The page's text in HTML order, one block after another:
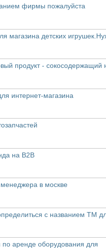
фирмы пожалуйста
магазина детских
продукт - сокосодержащий
интернет-магазина
на B2B
в москве
с названием ТМ
аренде оборудования для